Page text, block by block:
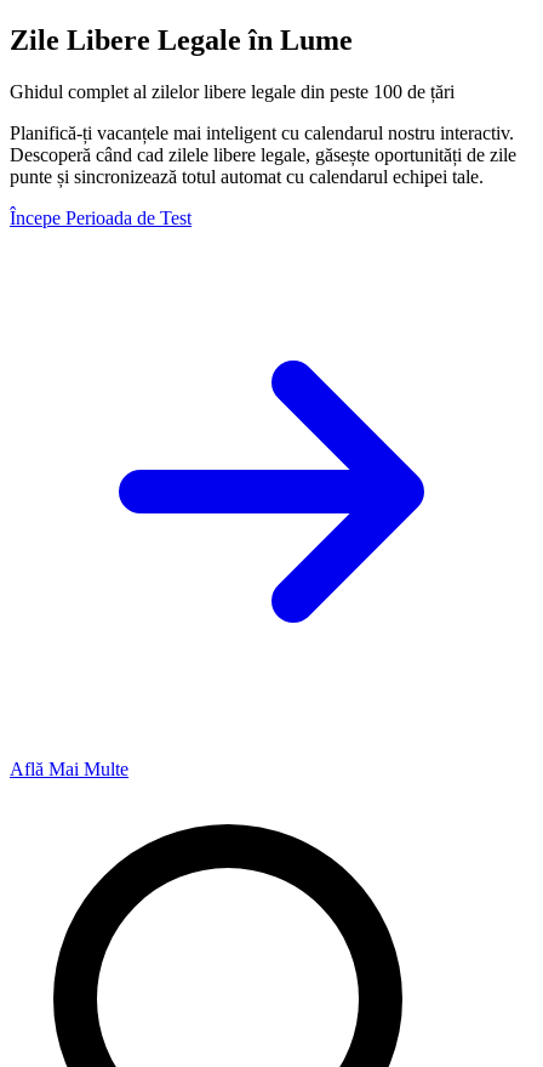
Zile Libere Legale în Lume
Ghidul complet al zilelor libere legale din peste 100 de țări
Planifică-ți vacanțele mai inteligent cu calendarul nostru interactiv.
Descoperă când cad zilele libere legale, găsește oportunități de zile
punte și sincronizează totul automat cu calendarul echipei tale.
Începe Perioada de Test
Află Mai Multe